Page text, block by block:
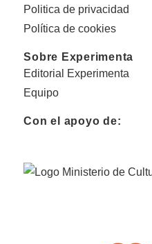
Politica de privacidad
Política de cookies
Sobre Experimenta
Editorial Experimenta
Equipo
Con el apoyo de: